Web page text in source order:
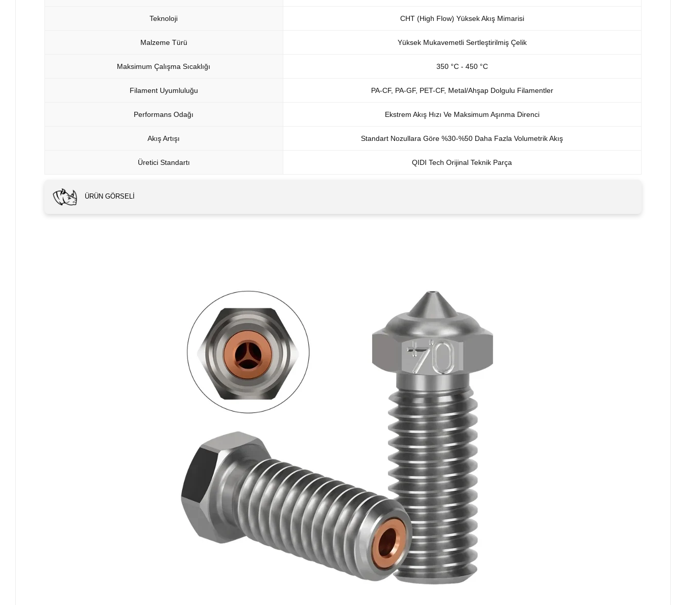
Teknoloji CHT (High Flow) Yüksek Akış Mimarisi
Malzeme Türü Yüksek Mukavemetli Sertleştirilmiş Çelik
Maksimum Çalışma Sıcaklığı 350 °C - 450 °C
Filament Uyumluluğu PA-CF, PA-GF, PET-CF, Metal/Ahşap Dolgulu Filamentler
Performans Odağı Ekstrem Akış Hızı Ve Maksimum Aşınma Direnci
Akış Artışı Standart Nozullara Göre %30-%50 Daha Fazla Volumetrik Akış
Üretici Standartı QIDI Tech Orijinal Teknik Parça
ÜRÜN GÖRSELI